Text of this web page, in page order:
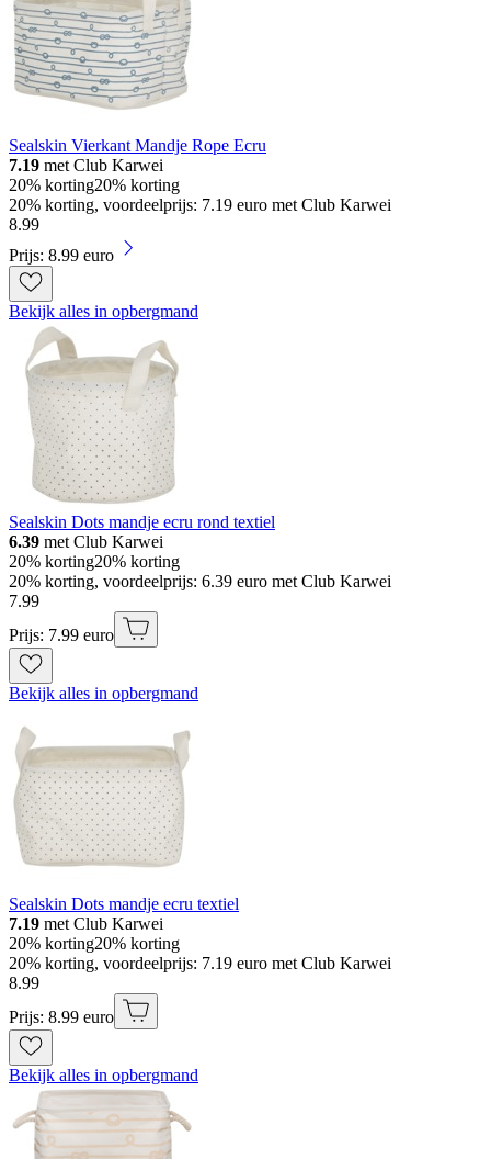
Sealskin Vierkant Mandje Rope Ecru
7.19 met Club Karwei
20% korting20% korting
20% korting, voordeelprijs: 7.19 euro met Club Karwei
8.99
Prijs: 8.99 euro
Bekijk alles in opbergmand
Sealskin Dots mandje ecru rond textiel
6.39 met Club Karwei
20% korting20% korting
20% korting, voordeelprijs: 6.39 euro met Club Karwei
7.99
Prijs: 7.99 euro
Bekijk alles in opbergmand
Sealskin Dots mandje ecru textiel
7.19 met Club Karwei
20% korting20% korting
20% korting, voordeelprijs: 7.19 euro met Club Karwei
8.99
Prijs: 8.99 euro
Bekijk alles in opbergmand